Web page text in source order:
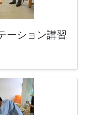
ーション講習